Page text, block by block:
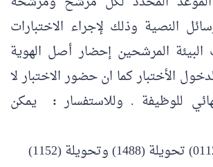
النصية وذلك لإجراء الاختبارات
البيئة المرشحينإحضار أصل الهوية
الأختبار كما انحضور الاختبار لا
للوظيفة . وللاستفسار: يمكن
) تحويلة (1488) وتحويلة (1152
)